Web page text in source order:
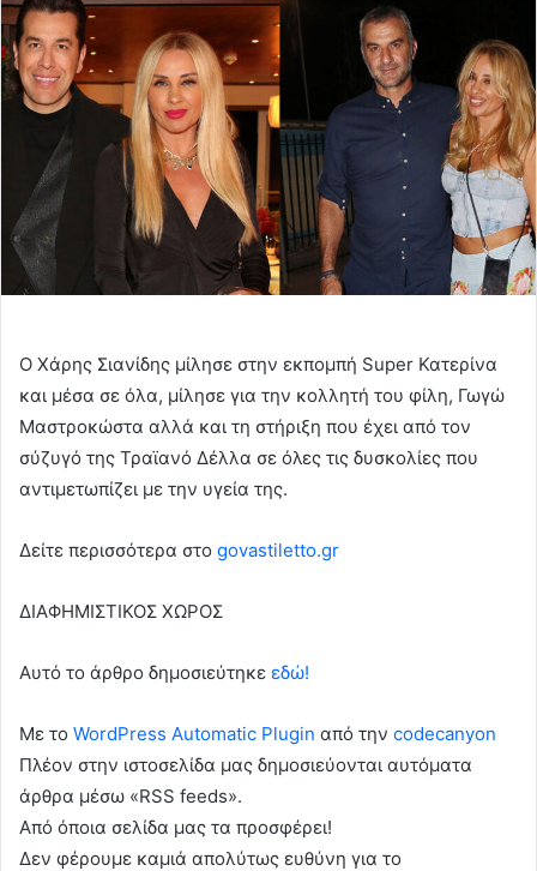
Ο Χάρης Σιανίδης μίλησε στην εκπομπή Super Κατερίνα
και μέσα σε όλα, μίλησε για την κολλητή του φίλη, Γωγώ
Μαστροκώστα αλλά και τη στήριξη που έχει από τον
σύζυγό της Τραϊανό Δέλλα σε όλες τις δυσκολίες που
αντιμετωπίζει με την υγεία της.
Δείτε περισσότερα στο govastiletto.gr
ΔΙΑΦΗΜΙΣΤΙΚΟΣ ΧΩΡΟΣ
Αυτό το άρθρο δημοσιεύτηκε εδώ!
Με το WordPress Automatic Plugin από την codecanyon
Πλέον στην ιστοσελίδα μας δημοσιεύονται αυτόματα
άρθρα μέσω «RSS feeds».
Από όποια σελίδα μας τα προσφέρει!
Δεν φέρουμε καμιά απολύτως ευθύνη για το